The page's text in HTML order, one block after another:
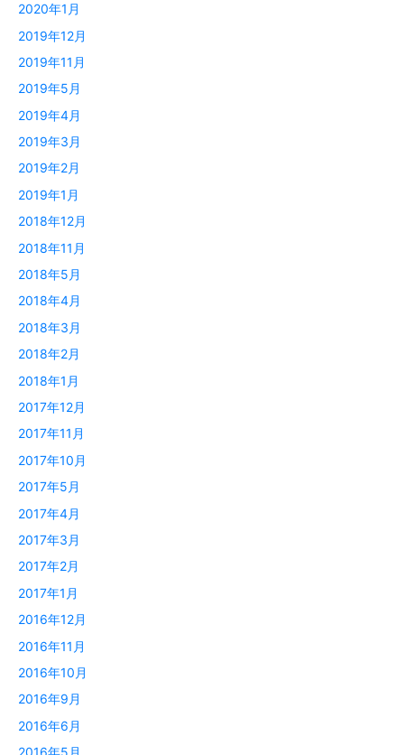
2020年1月
2019年12月
2019年11月
2019年5月
2019年4月
2019年3月
2019年2月
2019年1月
2018年12月
2018年11月
2018年5月
2018年4月
2018年3月
2018年2月
2018年1月
2017年12月
2017年11月
2017年10月
2017年5月
2017年4月
2017年3月
2017年2月
2017年1月
2016年12月
2016年11月
2016年10月
2016年9月
2016年6月
2016年5月